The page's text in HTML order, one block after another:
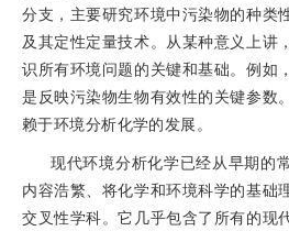
分支，主要研究环境中污染物的种类
及其定性定量技术。从某种意义上讲
识所有环境问题的关键和基础。例如
是反映污染物生物有效性的关键参数
赖于环境分析化学的发展。
现代环境分析化学已经从早期的
内容浩繁、将化学和环境科学的基础
交叉性学科。它几乎包含了所有的现